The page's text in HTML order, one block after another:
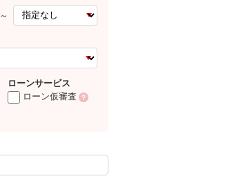
～
ローンサービス
ローン仮審査